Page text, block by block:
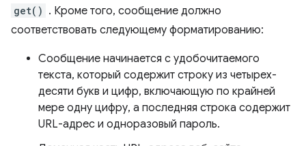
get() . Кроме того, сообщение должно
соответствовать следующему форматированию:
Сообщение начинается с удобочитаемого
текста, который содержит строку из четырех-
десяти букв и цифр, включающую по крайней
мере одну цифру, а последняя строка содержит
URL-адрес и одноразовый пароль.